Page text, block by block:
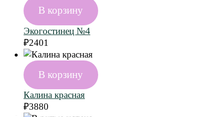
В корзину
Экогостинец №4
₽2401
В корзину
Калина красная
₽3880